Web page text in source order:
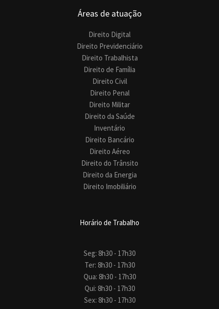
Áreas de atuação
Direito Digital
Direito Previdenciário
Direito Trabalhista
Direito de Família
Direito Civil
Direito Penal
Direito Militar
Direito da Saúde
Inventário
Direito Bancário
Direito Aéreo
Direito do Trânsito
Direito da Energia
Direito Imobiliário
Horário de Trabalho
Seg: 8h30 - 17h30
Ter: 8h30 - 17h30
Qua: 8h30 - 17h30
Qui: 8h30 - 17h30
Sex: 8h30 - 17h30